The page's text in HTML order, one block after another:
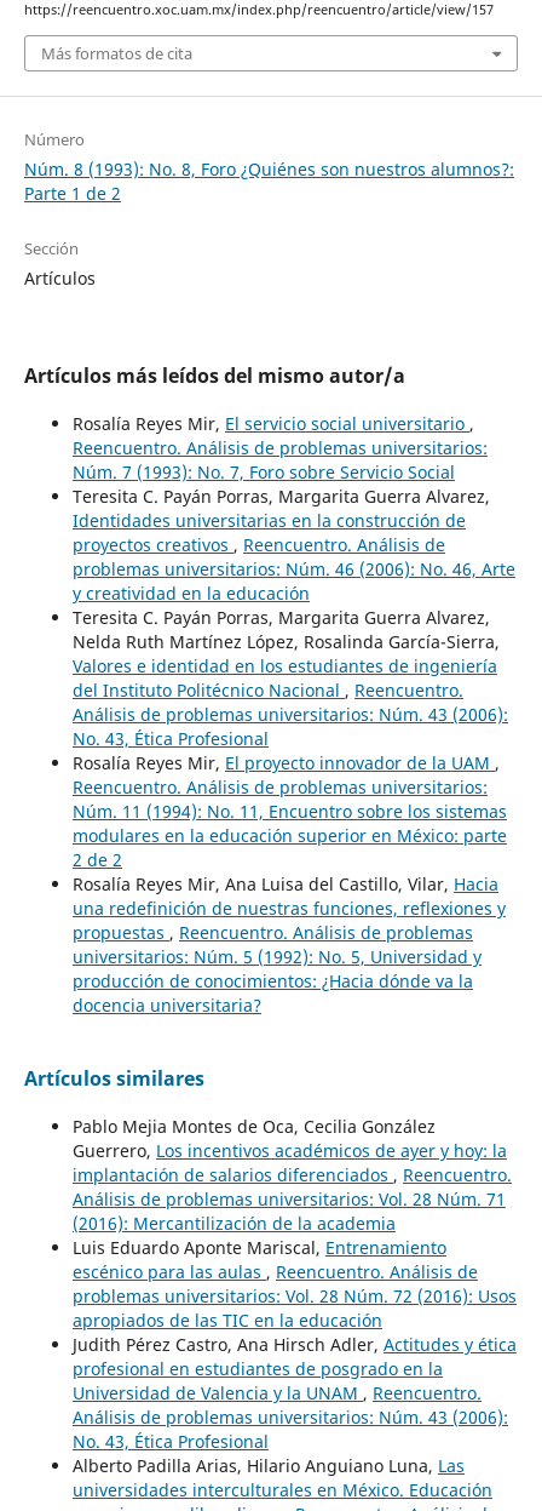
https://reencuentro.xoc.uam.mx/index.php/reencuentro/article/view/157
Más formatos de cita
Número
Núm. 8 (1993): No. 8, Foro ¿Quiénes son nuestros alumnos?:
Parte 1 de 2
Sección
Artículos
Artículos más leídos del mismo autor/a
Rosalía Reyes Mir, El servicio social universitario ,
Reencuentro. Análisis de problemas universitarios:
Núm. 7 (1993): No. 7, Foro sobre Servicio Social
Teresita C. Payán Porras, Margarita Guerra Alvarez,
Identidades universitarias en la construcción de
proyectos creativos , Reencuentro. Análisis de
problemas universitarios: Núm. 46 (2006): No. 46, Arte
y creatividad en la educación
Teresita C. Payán Porras, Margarita Guerra Alvarez,
Nelda Ruth Martínez López, Rosalinda García-Sierra,
Valores e identidad en los estudiantes de ingeniería
del Instituto Politécnico Nacional , Reencuentro.
Análisis de problemas universitarios: Núm. 43 (2006):
No. 43, Ética Profesional
Rosalía Reyes Mir, El proyecto innovador de la UAM ,
Reencuentro. Análisis de problemas universitarios:
Núm. 11 (1994): No. 11, Encuentro sobre los sistemas
modulares en la educación superior en México: parte
2 de 2
Rosalía Reyes Mir, Ana Luisa del Castillo, Vilar, Hacia
una redefinición de nuestras funciones, reflexiones y
propuestas , Reencuentro. Análisis de problemas
universitarios: Núm. 5 (1992): No. 5, Universidad y
producción de conocimientos: ¿Hacia dónde va la
docencia universitaria?
Artículos similares
Pablo Mejia Montes de Oca, Cecilia González
Guerrero, Los incentivos académicos de ayer y hoy: la
implantación de salarios diferenciados , Reencuentro.
Análisis de problemas universitarios: Vol. 28 Núm. 71
(2016): Mercantilización de la academia
Luis Eduardo Aponte Mariscal, Entrenamiento
escénico para las aulas , Reencuentro. Análisis de
problemas universitarios: Vol. 28 Núm. 72 (2016): Usos
apropiados de las TIC en la educación
Judith Pérez Castro, Ana Hirsch Adler, Actitudes y ética
profesional en estudiantes de posgrado en la
Universidad de Valencia y la UNAM , Reencuentro.
Análisis de problemas universitarios: Núm. 43 (2006):
No. 43, Ética Profesional
Alberto Padilla Arias, Hilario Anguiano Luna, Las
universidades interculturales en México. Educación